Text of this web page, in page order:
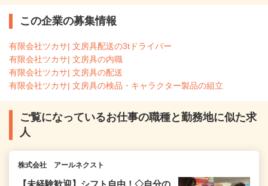
この企業の募集情報
有限会社ツカサ| 文房具配送の3tドライバー
有限会社ツカサ| 文房具の内職
有限会社ツカサ| 文房具の配送
有限会社ツカサ| 文房具の検品・キャラクター製品の組立
ご覧になっているお仕事の職種と勤務地に似た求
人
株式会社 アールネクスト